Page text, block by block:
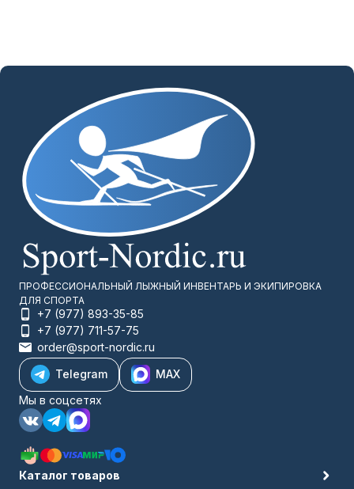
ПРОФЕССИОНАЛЬНЫЙ ЛЫЖНЫЙ ИНВЕНТАРЬ И ЭКИПИРОВКА
ДЛЯ СПОРТА
+7 (977) 893-35-85
+7 (977) 711-57-75
order@sport-nordic.ru
Telegram
MAX
Мы в соцсетях
Каталог товаров